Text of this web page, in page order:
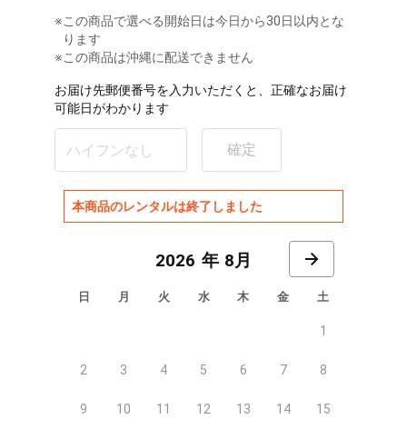
※この商品で選べる開始日は今日から30日以内とな
ります
※この商品は沖縄に配送できません
お届け先郵便番号を入力いただくと、正確なお届け
可能日がわかります
確定
本商品のレンタルは終了しました
8月
日 月 火 水 木 金 土
1
2 3 4 5 6 7 8
9 10 11 12 13 14 15